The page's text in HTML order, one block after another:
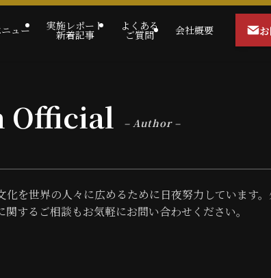
ュー 実施レポート
新着記事
よくある
ご質問 会社概要
Official – Author –
化を世界の人々に広めるために日夜努力しています
するご相談もお気軽にお問い合わせください。